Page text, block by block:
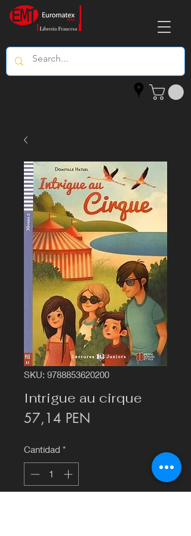
SKU: 9788853620200
Intrigue au cirque
57,14 PEN
Cantidad *